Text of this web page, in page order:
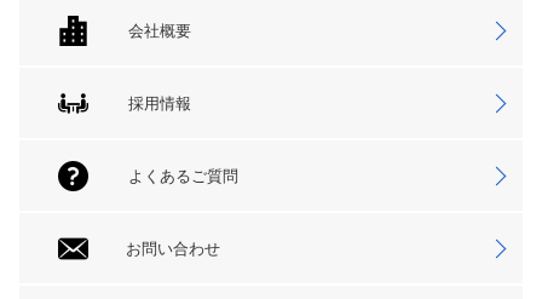
会社概要
採用情報
よくあるご質問
お問い合わせ